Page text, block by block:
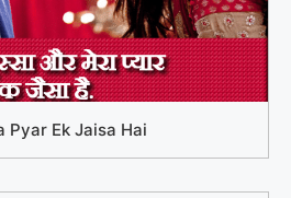
Pyar Ek Jaisa Hai